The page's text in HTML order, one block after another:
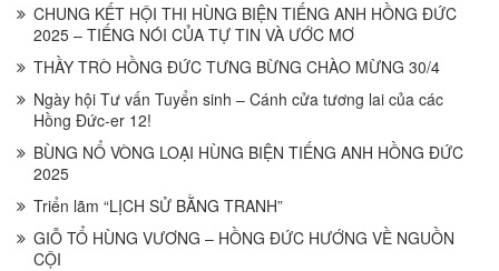
CHUNG KẾT HỘI THI HÙNG BIỆN TIẾNG ANH HỒNG ĐỨC
2025 – TIẾNG NÓI CỦA TỰ TIN VÀ ƯỚC MƠ
THẦY TRÒ HỒNG ĐỨC TƯNG BỪNG CHÀO MỪNG 30/4
Ngày hội Tư vấn Tuyển sinh – Cánh cửa tương lai của các
Hồng Đức-er 12!
BÙNG NỔ VÒNG LOẠI HÙNG BIỆN TIẾNG ANH HỒNG ĐỨC
2025
Triển lãm “LỊCH SỬ BẰNG TRANH”
GIỖ TỔ HÙNG VƯƠNG – HỒNG ĐỨC HƯỚNG VỀ NGUỒN
CỘI